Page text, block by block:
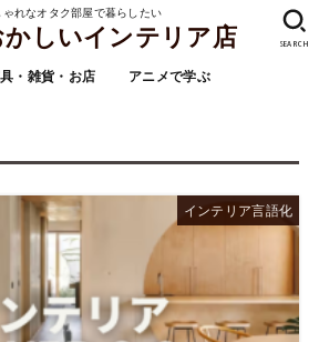
ゃれなオタク部屋で暮らしたい
かしいインテリア店
・雑貨・お店 アニメで学ぶ
SEARCH
インテリア言語化